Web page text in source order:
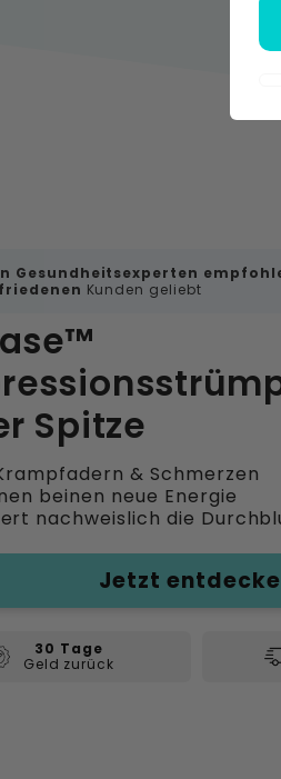
Gesundheitsexperten
Kunden geliebt
Spitze
& Schmerzen
beinen neue Energie
nachweislich die
Jetzt
30 Tage
Geld zurück